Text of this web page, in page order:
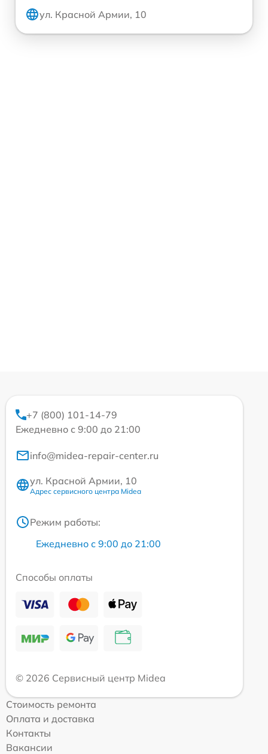
ул. Красной Армии, 10
+7 (800) 101-14-79
Ежедневно с 9:00 до 21:00
info@midea-repair-center.ru
ул. Красной Армии, 10
Адрес сервисного центра Midea
Режим работы:
Ежедневно с 9:00 до 21:00
Способы оплаты
© 2026 Сервисный центр Midea
Стоимость ремонта
Оплата и доставка
Контакты
Вакансии